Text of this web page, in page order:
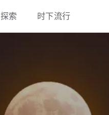
探索 时下流行